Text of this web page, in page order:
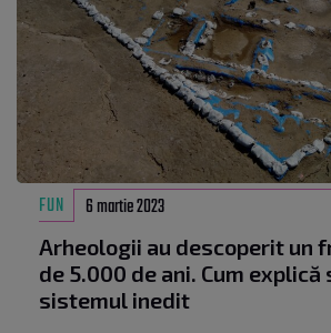
FUN 6 martie 2023
Arheologii au descoperit un
de 5.000 de ani. Cum
sistemul inedit